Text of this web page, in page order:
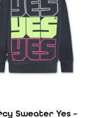
Sweater Yes –